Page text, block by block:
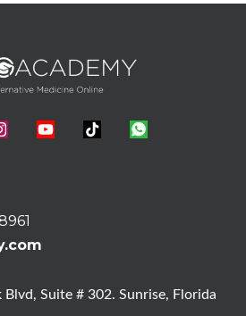
Suite # 302. Sunrise, Florida